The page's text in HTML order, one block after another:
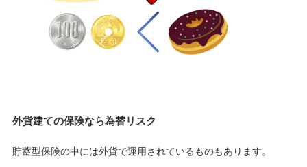
外貨建ての保険なら為替リスク
貯蓄型保険の中には外貨で運用されているものもあります。